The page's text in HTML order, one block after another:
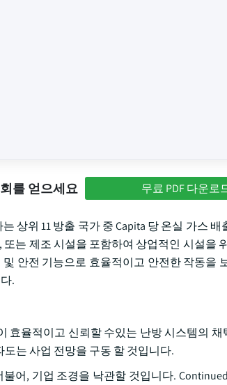
를 얻으세요 무료 PDF 다운로
상위 11 방출 국가 중 Capita 당 온실 가스
는 제조 시설을 포함하여 상업적인 시설을
안전 기능으로 효율적이고 안전한 작동을
.
효율적이고 신뢰할 수있는 난방 시스템의
는 사업 전망을 구동 할 것입니다.
어, 기업 조경을 낙관할 것입니다.